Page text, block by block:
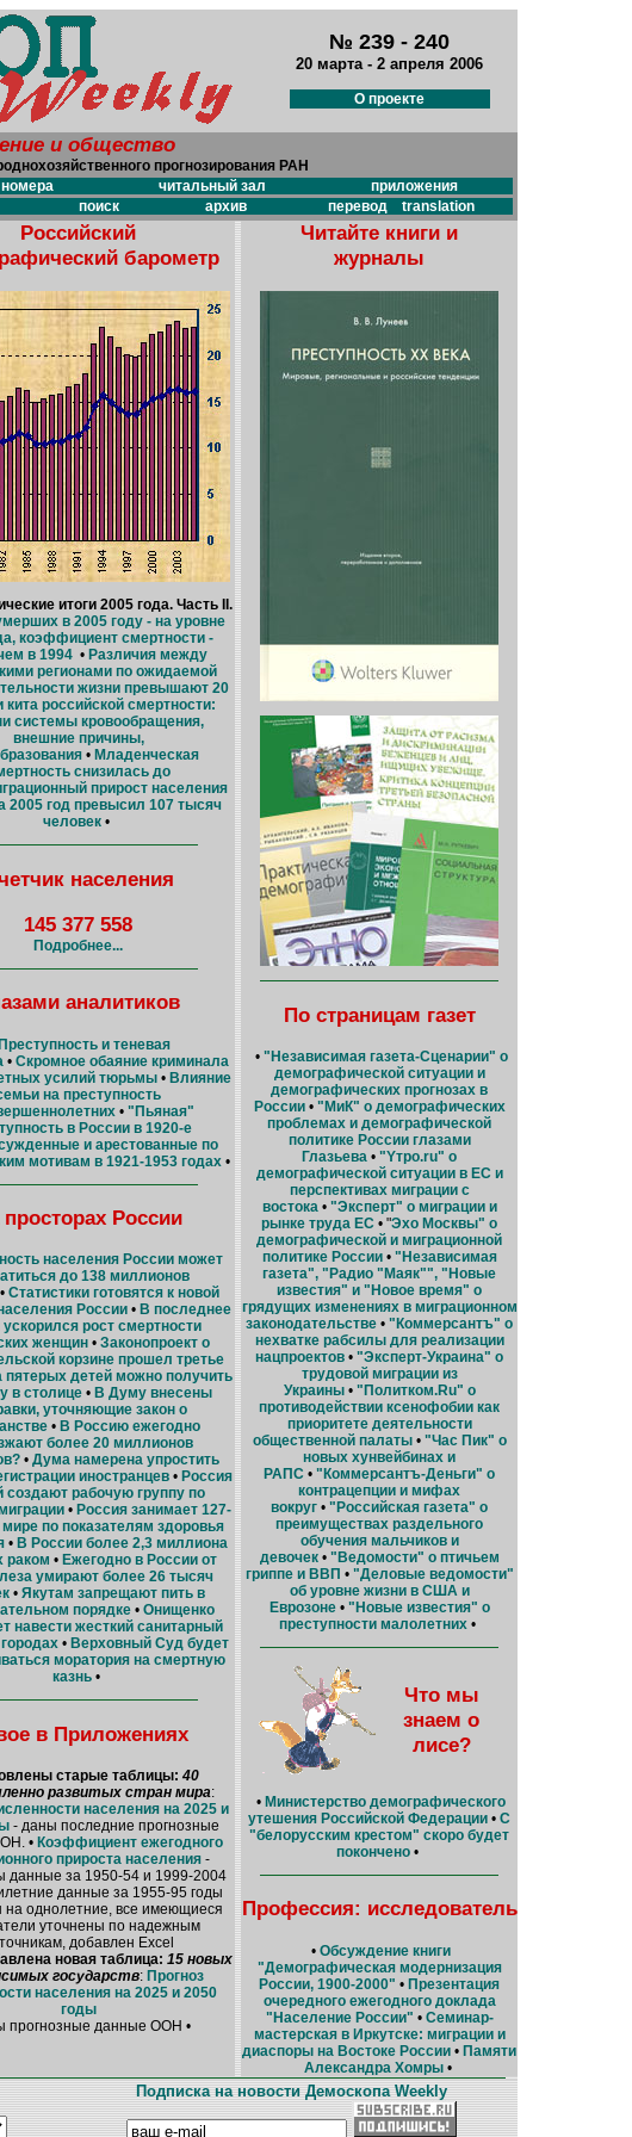
№ 239 - 240
20 марта - 2 апреля 2006
О проекте
и общество
прогнозирования РАН
читальный зал
приложения
поиск архив перевод translation
Российский
барометр
итоги 2005 года. Часть II.
в 2005 году - на уровне
коэффициент смертности -
в 1994 • Различия между
регионами по ожидаемой
жизни превышают 20
кита российской смертности:
системы кровообращения,
внешние причины,
• Младенческая
снизилась до
прирост населения
2005 год превысил 107 тысяч
человек •
населения
145 377 558
Подробнее...
аналитиков
и теневая
• Скромное обаяние криминала
усилий тюрьмы • Влияние
на преступность
• "Пьяная"
в России в 1920-е
и арестованные по
мотивам в 1921-1953 годах•
России
населения России может
до 138 миллионов
Статистики готовятся к новой
России• В последнее
рост смертности
женщин • Законопроект о
корзине прошел третье
пятерых детей можно получить
в столице • В Думу внесены
уточняющие закон о
• В Россию ежегодно
более 20 миллионов
• Дума намерена упростить
иностранцев • Россия
создают рабочую группу по
• Россия занимает 127-
по показателям здоровья
• В России более 2,3 миллиона
раком • Ежегодно в России от
умирают более 26 тысяч
• Якутам запрещают пить в
порядке• Онищенко
навести жесткий санитарный
• Верховный Суд будет
моратория на смертную
казнь •
в Приложениях
старые таблицы: 40
развитых стран мира:
населения на 2025 и
- даны последние прогнозные
• Коэффициент ежегодного
прироста населения -
данные за 1950-54 и 1999-2004
данные за 1955-95 годы
на однолетние, все имеющиеся
уточнены по надежным
добавлен Excel
новая таблица: 15 новых
государств: Прогноз
населения на 2025 и 2050
годы
прогнозные данные ООН •
Читайте книги и
журналы
По страницам газет
• "Независимая газета-Сценарии" о
демографической ситуации и
демографических прогнозах в
России• "МиК" о демографических
проблемах и демографической
политике России глазами
Глазьева • "Yтро.ru" о
демографической ситуации в ЕС и
перспективах миграции с
востока• "Эксперт" о миграции и
рынке труда ЕС • "Эхо Москвы" о
демографической и миграционной
политике России•"Независимая
газета", "Радио "Маяк"", "Новые
известия" и "Новое время" о
грядущих изменениях в миграционном
законодательстве • "Коммерсантъ" о
нехватке рабсилы для реализации
нацпроектов • "Эксперт-Украина" о
трудовой миграции из
Украины• "Политком.Ru" о
противодействии ксенофобии как
приоритете деятельности
общественной палаты• "Час Пик" о
новых хунвейбинах и
РАПС • "Коммерсантъ-Деньги" о
контрацепции и мифах
вокруг • "Российская газета" о
преимуществах раздельного
обучения мальчиков и
девочек• "Ведомости" о птичьем
гриппе и ВВП • "Деловые ведомости"
об уровне жизни в США и
Еврозоне• "Новые известия" о
преступности малолетних •
Что мы
знаем о
лисе?
• Министерство демографического
утешения Российской Федерации • С
"белорусским крестом" скоро будет
покончено •
Профессия: исследователь
• Обсуждение книги
"Демографическая модернизация
России, 1900-2000" • Презентация
очередного ежегодного доклада
"Население России" • Семинар-
мастерская в Иркутске: миграции и
диаспоры на Востоке России • Памяти
Александра Хомры•
Подписка на новости Демоскопа Weekly